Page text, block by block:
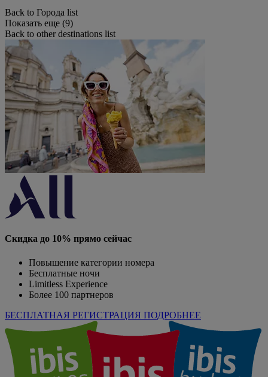
Back to Города list
Показать еще (9)
Back to other destinations list
Скидка до 10% прямо сейчас
Повышение категории номера
Бесплатные ночи
Limitless Experience
Более 100 партнеров
БЕСПЛАТНАЯ РЕГИСТРАЦИЯ ПОДРОБНЕЕ